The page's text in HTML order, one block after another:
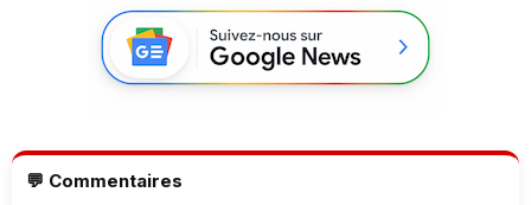
💬 Commentaires